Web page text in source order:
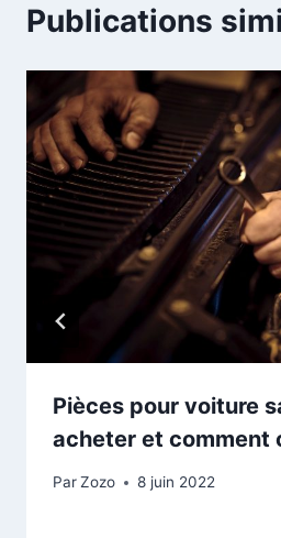
Publications
Pièces pour voiture
acheter et comment
ParZozo 8 juin 2022